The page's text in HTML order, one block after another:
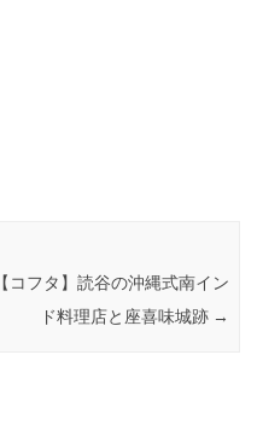
【コフタ】読谷の沖縄式南イン
ド料理店と座喜味城跡 →